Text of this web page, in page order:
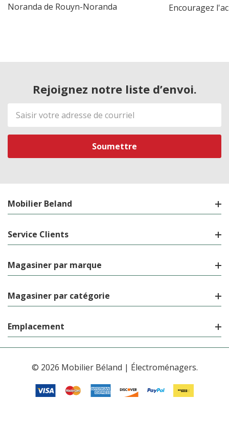
Noranda de Rouyn-Noranda
Encouragez
Rejoignez notre liste d’envoi.
Adresse
de
courriel
Mobilier Beland
Service Clients
Magasiner par marque
Magasiner par catégorie
Emplacement
© 2026 Mobilier Béland | Électroménagers.